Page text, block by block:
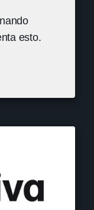
esto.